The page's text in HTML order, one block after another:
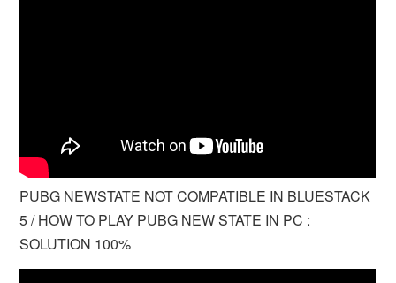
PUBG NEWSTATE NOT COMPATIBLE IN BLUESTACK
5 / HOW TO PLAY PUBG NEW STATE IN PC :
SOLUTION 100%